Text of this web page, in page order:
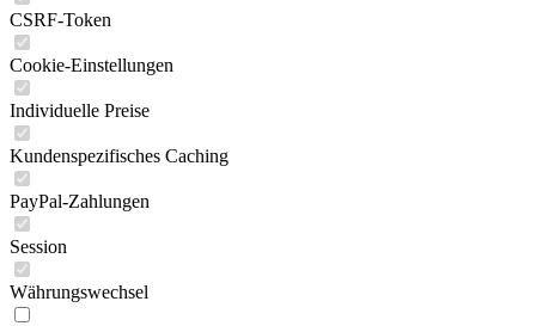
CSRF-Token
Cookie-Einstellungen
Individuelle Preise
Kundenspezifisches Caching
PayPal-Zahlungen
Session
Währungswechsel